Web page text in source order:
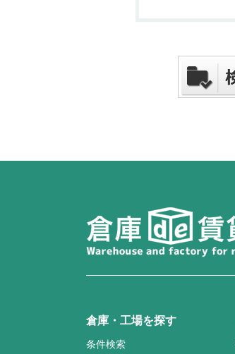
倉庫・工場を探す
条件検索